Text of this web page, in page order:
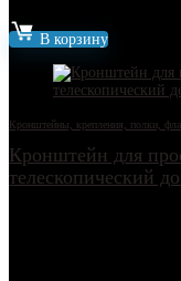
В корзину
Кронштейны, крепления, полки,
Кронштейн для
телескопический